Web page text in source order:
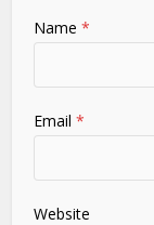
Name*
Email*
Website